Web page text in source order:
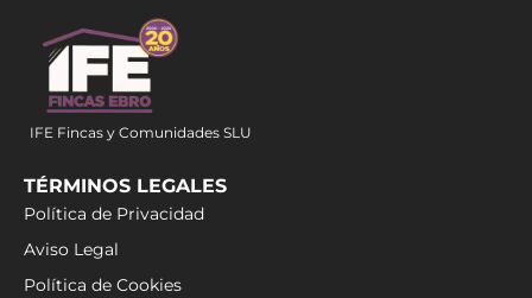
IFE Fincas y Comunidades SLU
TÉRMINOS LEGALES
Política de Privacidad
Aviso Legal
Política de Cookies